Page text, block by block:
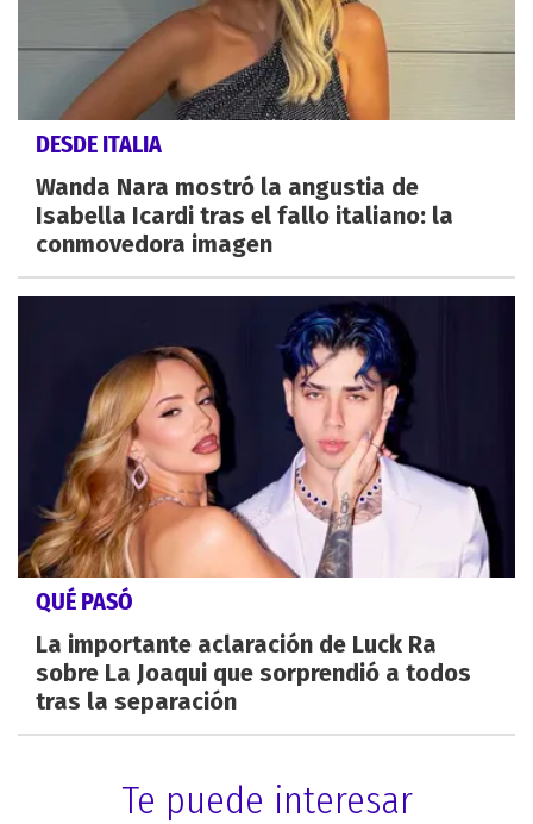
DESDE ITALIA
Wanda Nara mostró la angustia de
Isabella Icardi tras el fallo italiano: la
conmovedora imagen
QUÉ PASÓ
La importante aclaración de Luck Ra
sobre La Joaqui que sorprendió a todos
tras la separación
Te puede interesar